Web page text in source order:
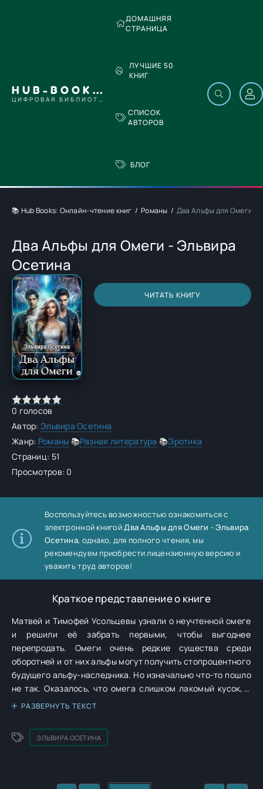
HUB-BOOKS.COM
ЦИФРОВАЯ БИБЛИОТЕКА
ДОМАШНЯЯ
СТРАНИЦА
ЛУЧШИЕ 50
КНИГ
СПИСОК
АВТОРОВ
БЛОГ
📚 Hub Books: Онлайн-чтение книг Романы Два Альфы для Омеги -
Два Альфы для Омеги - Эльвира
Осетина
ЧИТАТЬ КНИГУ
0 голосов
Автор: Эльвира Осетина
Жанр: Романы 📚Разная литература 📚Эротика
Страниц: 51
Просмотров: 0
Воспользуйтесь возможностью ознакомиться с
электронной книгойДва Альфы для Омеги - Эльвира
Осетина, однако, для полного чтения, мы
рекомендуем приобрести лицензионную версию и
уважить труд авторов!
Краткое представление о книге
Матвей и Тимофей Усольцевы узнали о неучтенной омеге
и решили её забрать первыми, чтобы выгоднее
перепродать. Омеги очень редкие существа среди
оборотней и от них альфы могут получить стопроцентного
будущего альфу-наследника. Но изначально что-то пошло
не так. Оказалось, что омега слишком лакомый кусок, и
Усольцевы не представляют, как откажутся от неё…
созданной оборотнями. И тут же угодила в переделку.
Оборотни узнали, что я не человек, а одна из них, и хуже
афродизиак, и я постоянно их обоих хочу. Обоих сразу!
РАЗВЕРНУТЬ ТЕКСТ
ЭЛЬВИРА ОСЕТИНА